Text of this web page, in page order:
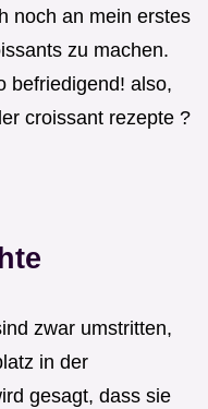
noch an mein erstes
zu machen.
befriedigend! also,
croissant rezepte ?
zwar umstritten,
in der
gesagt, dass sie